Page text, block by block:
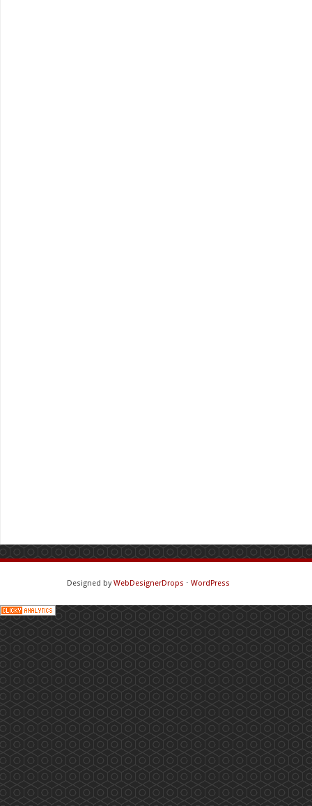
Designed byWebDesignerDrops ⋅ WordPress